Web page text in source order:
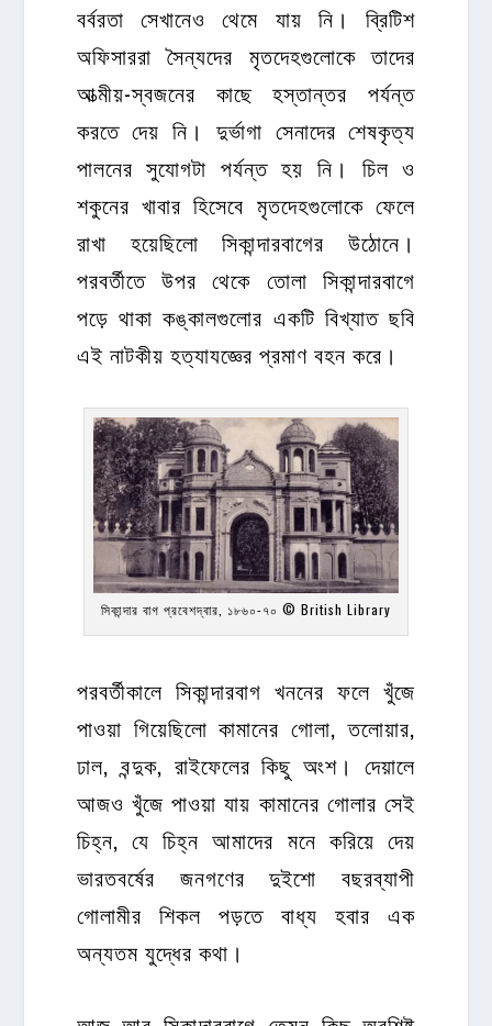
বর্বরতা সেখানেও থেমে যায় নি। ব্রিটিশ
অফিসাররা সৈন্যদের মৃতদেহগুলোকে তাদের
আত্মীয়-স্বজনের কাছে হস্তান্তর পর্যন্ত
করতে দেয় নি। দুর্ভাগা সেনাদের শেষকৃত্য
পালনের সুযোগটা পর্যন্ত হয় নি। চিল ও
শকুনের খাবার হিসেবে মৃতদেহগুলোকে ফেলে
রাখা হয়েছিলো সিকান্দারবাগের উঠোনে।
পরবর্তীতে উপর থেকে তোলা সিকান্দারবাগে
পড়ে থাকা কঙ্কালগুলোর একটি বিখ্যাত ছবি
এই নাটকীয় হত্যাযজ্ঞের প্রমাণ বহন করে।
সিকান্দার বাগ প্রবেশদ্বার, ১৮৬০-৭০ © British Library
পরবর্তীকালে সিকান্দারবাগ খননের ফলে খুঁজে
পাওয়া গিয়েছিলো কামানের গোলা, তলোয়ার,
ঢাল, বন্দুক, রাইফেলের কিছু অংশ। দেয়ালে
আজও খুঁজে পাওয়া যায় কামানের গোলার সেই
চিহ্ন, যে চিহ্ন আমাদের মনে করিয়ে দেয়
ভারতবর্ষের জনগণের দুইশো বছরব্যাপী
গোলামীর শিকল পড়তে বাধ্য হবার এক
অন্যতম যুদ্ধের কথা।